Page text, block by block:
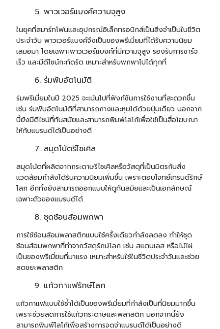
พาวเวอร์แบงค์ความจุสูง
ในยุคที่สมาร์ทโฟนและอุปกรณ์อิเล็กทรอนิกส์เป็นสิ่งจำเป็นในชีวิต
ประจำวัน พาวเวอร์แบงค์จึงเป็นของพรีเมี่ยมที่ได้รับความนิยม
เสมอมา โดยเฉพาะพาวเวอร์แบงค์ที่มีความจุสูง รองรับการชาร์จ
เร็ว และมีดีไซน์กะทัดรัด เหมาะสำหรับพกพาไปได้ทุกที่
ร่มพับอัตโนมัติ
ร่มพรีเมี่ยมในปี 2025 จะเน้นไปที่ฟังก์ชันการใช้งานที่สะดวกขึ้น
เช่น ร่มพับอัตโนมัติที่สามารถกางและหุบได้ด้วยปุ่มเดียว นอกจาก
นี้ยังมีดีไซน์ที่ทันสมัยและสามารถพิมพ์โลโก้เพื่อใช้เป็นสื่อโฆษณา
ให้กับแบรนด์ได้เป็นอย่างดี
สมุดโน้ตรีไซเคิล
สมุดโน้ตที่ผลิตจากกระดาษรีไซเคิลหรือวัสดุที่เป็นมิตรกับสิ่ง
แวดล้อมกำลังได้รับความนิยมเพิ่มขึ้น เพราะตอบโจทย์เทรนด์รักษ์
โลก อีกทั้งยังสามารถออกแบบให้ดูทันสมัยและเป็นเอกลักษณ์
เฉพาะตัวของแบรนด์ได้
ชุดช้อนส้อมพกพา
การใช้ช้อนส้อมพลาสติกแบบใช้ครั้งเดียวกำลังลดลง ทำให้ชุด
ช้อนส้อมพกพาที่ทำจากวัสดุรักษ์โลก เช่น สแตนเลส หรือไม้ไผ่
เป็นของพรีเมี่ยมที่มาแรง เหมาะสำหรับใช้ในชีวิตประจำวันและช่วย
ลดขยะพลาสติก
แก้วกาแฟรักษ์โลก
แก้วกาแฟแบบใช้ซ้ำได้เป็นของพรีเมี่ยมที่กำลังเป็นที่นิยมมากขึ้น
เพราะช่วยลดการใช้แก้วกระดาษและพลาสติก นอกจากนี้ยัง
สามารถพิมพ์โลโก้เพื่อสร้างการจดจำแบรนด์ได้เป็นอย่างดี